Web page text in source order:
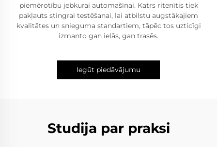
piemērotību jebkurai automašīnai. Katrs ritenītis tiek
pakļauts stingrai testēšanai, lai atbilstu augstākajiem
kvalitātes un snieguma standartiem, tāpēc tos uzticīgi
izmanto gan ielās, gan trasēs.
Iegūt piedāvājumu
Studija par praksi